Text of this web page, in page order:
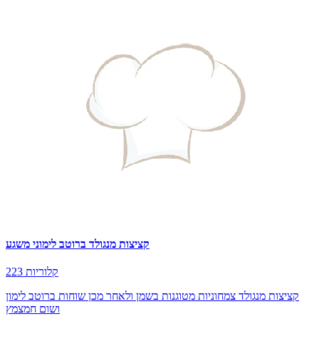
קציצות מנגולד ברוטב לימוני משגע
223 קלוריות
קציצות מנגולד צמחוניות מטוגנות בשמן ולאחר מכן שוחות ברוטב לימון
ושום חמצמץ